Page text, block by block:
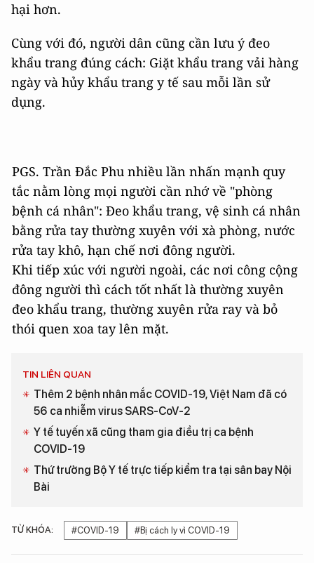
hại hơn.
Cùng với đó, người dân cũng cần lưu ý đeo
khẩu trang đúng cách: Giặt khẩu trang vải hàng
ngày và hủy khẩu trang y tế sau mỗi lần sử
dụng.
PGS. Trần Đắc Phu nhiều lần nhấn mạnh quy
tắc nằm lòng mọi người cần nhớ về "phòng
bệnh cá nhân": Đeo khẩu trang, vệ sinh cá nhân
bằng rửa tay thường xuyên với xà phòng, nước
rửa tay khô, hạn chế nơi đông người.
Khi tiếp xúc với người ngoài, các nơi công cộng
đông người thì cách tốt nhất là thường xuyên
đeo khẩu trang, thường xuyên rửa ray và bỏ
thói quen xoa tay lên mặt.
TIN LIÊN QUAN
Thêm 2 bệnh nhân mắc COVID-19, Việt Nam đã có
56 ca nhiễm virus SARS-CoV-2
Y tế tuyến xã cũng tham gia điều trị ca bệnh
COVID-19
Thứ trưởng Bộ Y tế trực tiếp kiểm tra tại sân bay Nội
Bài
TỪ KHÓA: #COVID-19 #Bị cách ly vì COVID-19